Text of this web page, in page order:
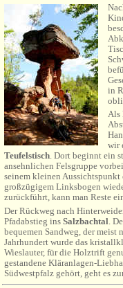
in
Als
wir
Teufelstisch. Dort beginnt ein
ansehnlichen Felsgruppe
seinem kleinen
großzügigem Linksbogen
zurückführt, kann man Reste
Der Rückweg nach
Pfadabstieg ins Salzbachtal.
bequemen Sandweg, der meist
Jahrhundert wurde das
Wieslauter, für die Holztrift
gestandene Kläranlagen-
Südwestpfalz gehört, geht es